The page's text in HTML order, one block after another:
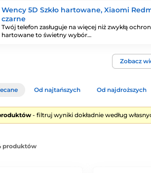
Wency 5D Szkło hartowane, Xiaomi
czarne
Twój telefon zasługuje na więcej niż zwykłą
hartowane to świetny wybór…
Zobacz
Od najtańszych Od najdroższych
- filtruj wyniki dokładnie według
produktów